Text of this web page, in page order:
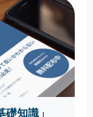
知識」